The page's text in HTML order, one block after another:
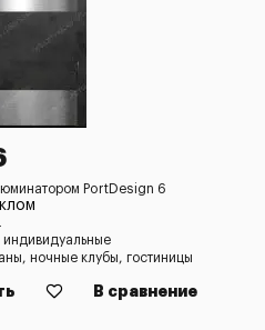
PortDesign 6
индивидуальные
ночные клубы, гостиницы
В сравнение